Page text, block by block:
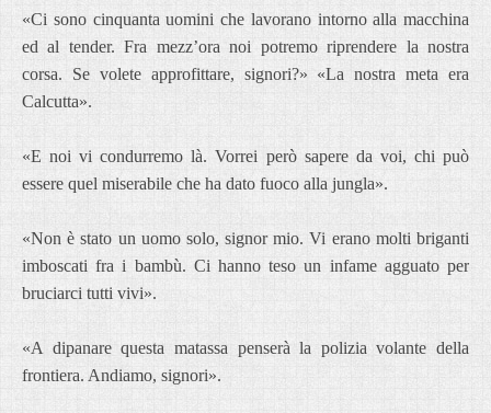
«Ci sono cinquanta uomini che lavorano intorno alla macchina
ed al tender. Fra mezz’ora noi potremo riprendere la nostra
corsa. Se volete approfittare, signori?» «La nostra meta era
Calcutta».
«E noi vi condurremo là. Vorrei però sapere da voi, chi può
essere quel miserabile che ha dato fuoco alla jungla».
«Non è stato un uomo solo, signor mio. Vi erano molti briganti
imboscati fra i bambù. Ci hanno teso un infame agguato per
bruciarci tutti vivi».
«A dipanare questa matassa penserà la polizia volante della
frontiera. Andiamo, signori».